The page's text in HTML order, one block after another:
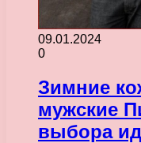
09.01.2024
0
Зимние
мужские
выбора